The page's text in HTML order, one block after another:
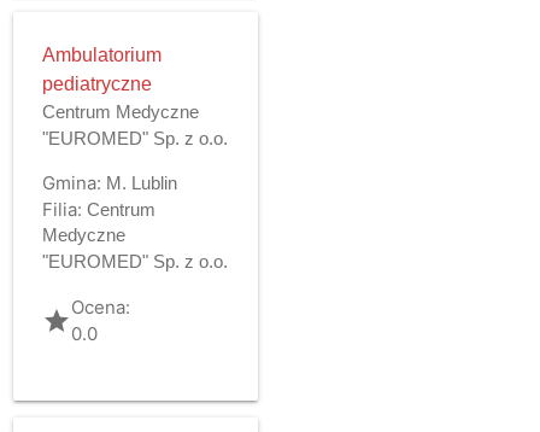
Ambulatorium
pediatryczne
Centrum Medyczne
"EUROMED" Sp. z o.o.
Gmina: M. Lublin
Filia: Centrum
Medyczne
"EUROMED" Sp. z o.o.
gradeOcena:
0.0